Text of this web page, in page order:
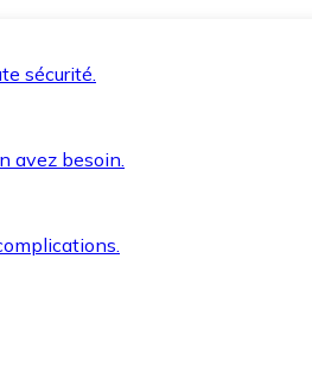
sécurité.
avez besoin.